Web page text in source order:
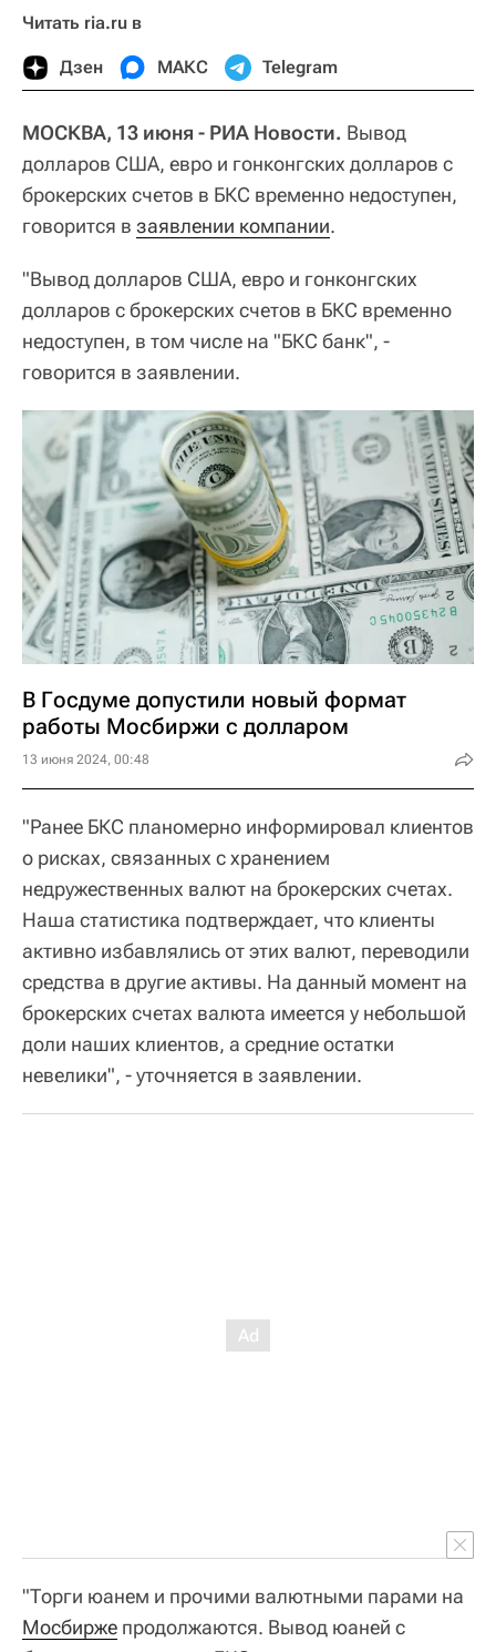
Читать ria.ru в
Дзен МАКС Telegram
МОСКВА, 13 июня - РИА Новости. Вывод
долларов США, евро и гонконгских долларов с
брокерских счетов в БКС временно недоступен,
говорится в заявлении компании.
"Вывод долларов США, евро и гонконгских
долларов с брокерских счетов в БКС временно
недоступен, в том числе на "БКС банк", -
говорится в заявлении.
В Госдуме допустили новый формат
работы Мосбиржи с долларом
13 июня 2024, 00:48
"Ранее БКС планомерно информировал клиентов
о рисках, связанных с хранением
недружественных валют на брокерских счетах.
Наша статистика подтверждает, что клиенты
активно избавлялись от этих валют, переводили
средства в другие активы. На данный момент на
брокерских счетах валюта имеется у небольшой
доли наших клиентов, а средние остатки
невелики", - уточняется в заявлении.
"Торги юанем и прочими валютными парами на
Мосбирже продолжаются. Вывод юаней с